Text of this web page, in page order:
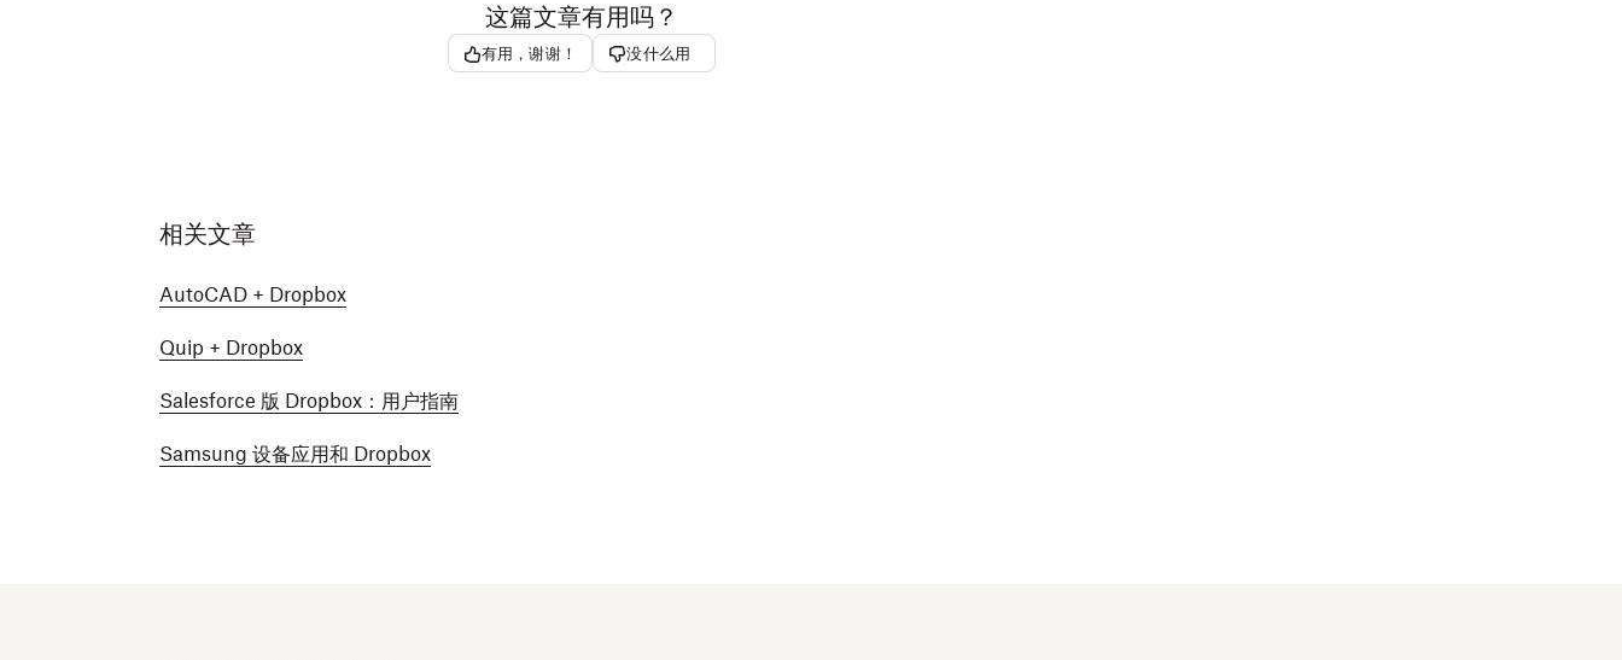
这篇文章有用吗？
有用，谢谢！ 没什么用
相关文章
AutoCAD + Dropbox
Quip + Dropbox
Salesforce 版 Dropbox：用户指南
Samsung 设备应用和 Dropbox